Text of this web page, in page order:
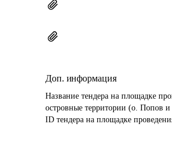
Доп. информация
Название тендера на площадке
островные территории (о. Попов
ID тендера на площадке